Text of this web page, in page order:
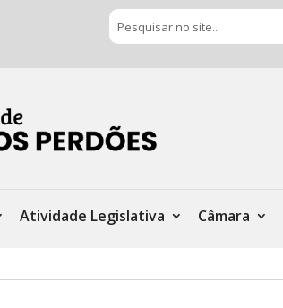
Atividade Legislativa Câmara